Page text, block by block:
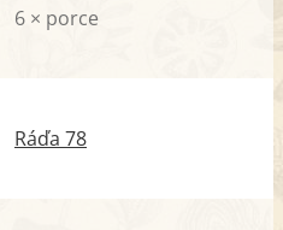
6 × porce
Ráďa 78